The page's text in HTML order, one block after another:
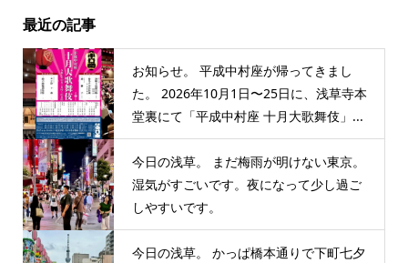
最近の記事
お知らせ。 平成中村座が帰ってきまし
た。 2026年10月1日〜25日に、浅草寺本
堂裏にて「平成中村座 十月大歌舞伎」...
今日の浅草。 まだ梅雨が明けない東京。
湿気がすごいです。夜になって少し過ご
しやすいです。
今日の浅草。 かっぱ橋本通りで下町七夕